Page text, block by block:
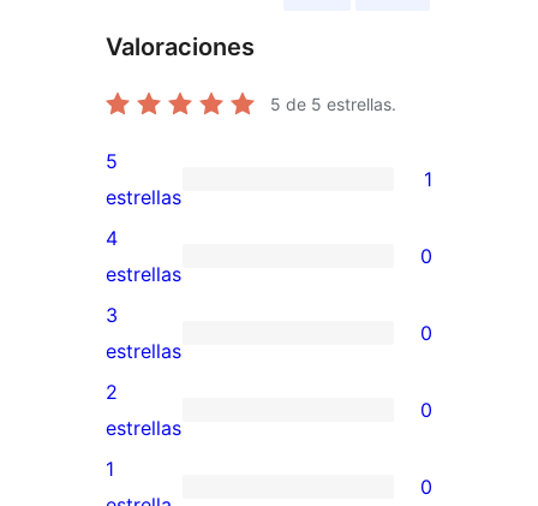
Valoraciones
5 de 5 estrellas.
1
valoración
de
5
estrellas
5
estrellas
1
0
valoraciones
de
4
estrellas
4
estrellas
0
0
valoraciones
de
3
estrellas
3
estrellas
0
0
valoraciones
de
2
estrellas
0
1
0